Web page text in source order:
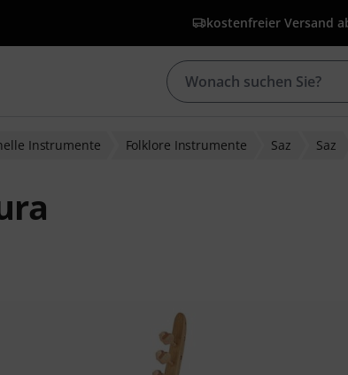
kostenfreier Versand
Instrumente Folklore Instrumente Saz Saz
aus 11 Kundenbewertungen